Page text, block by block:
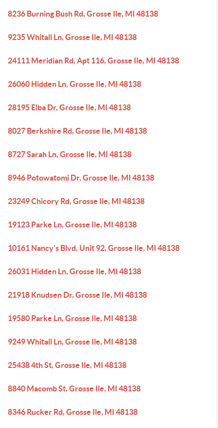
8236 Burning Bush Rd, Grosse Ile, MI 48138
9235 Whitall Ln, Grosse Ile, MI 48138
24111 Meridian Rd, Apt 116, Grosse Ile, MI 48138
26060 Hidden Ln, Grosse Ile, MI 48138
28195 Elba Dr, Grosse Ile, MI 48138
8027 Berkshire Rd, Grosse Ile, MI 48138
8727 Sarah Ln, Grosse Ile, MI 48138
8946 Potowatomi Dr, Grosse Ile, MI 48138
23249 Chicory Rd, Grosse Ile, MI 48138
19123 Parke Ln, Grosse Ile, MI 48138
10161 Nancy's Blvd, Unit 92, Grosse Ile, MI 48138
26031 Hidden Ln, Grosse Ile, MI 48138
21918 Knudsen Dr, Grosse Ile, MI 48138
19580 Parke Ln, Grosse Ile, MI 48138
9249 Whitall Ln, Grosse Ile, MI 48138
25438 4th St, Grosse Ile, MI 48138
8840 Macomb St, Grosse Ile, MI 48138
8346 Rucker Rd, Grosse Ile, MI 48138